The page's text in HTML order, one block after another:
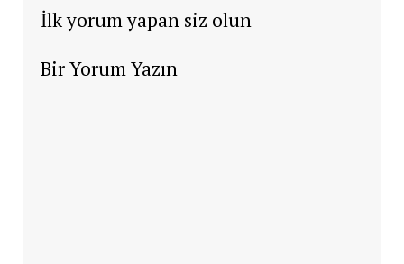
İlk yorum yapan siz olun
Bir Yorum Yazın